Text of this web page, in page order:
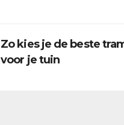
Zo kies je de beste
voor je tuin